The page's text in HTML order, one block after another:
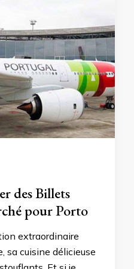
des Billets
pour Porto
extraordinaire
sa cuisine délicieuse